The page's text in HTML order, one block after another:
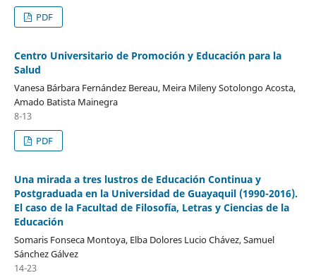
PDF
Centro Universitario de Promoción y Educación para la
Salud
Vanesa Bárbara Fernández Bereau, Meira Mileny Sotolongo Acosta,
Amado Batista Mainegra
8-13
PDF
Una mirada a tres lustros de Educación Continua y
Postgraduada en la Universidad de Guayaquil (1990-2016).
El caso de la Facultad de Filosofía, Letras y Ciencias de la
Educación
Somaris Fonseca Montoya, Elba Dolores Lucio Chávez, Samuel
Sánchez Gálvez
14-23